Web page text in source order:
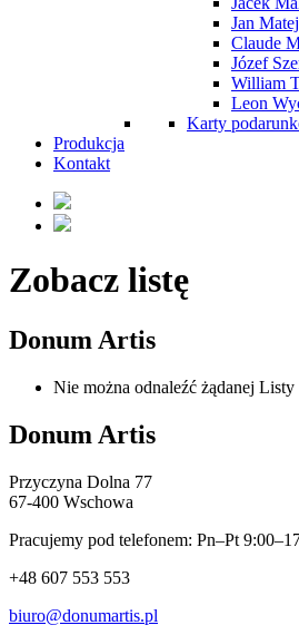
Jan
Claude
Józef
William
Leon
Karty
Produkcja
Kontakt
Zobacz listę
Donum Artis
Nie można odnaleźć żądanej Listy
Donum Artis
Przyczyna Dolna 77
67-400 Wschowa
Pracujemy pod telefonem: Pn–Pt
+48 607 553 553
biuro@donumartis.pl